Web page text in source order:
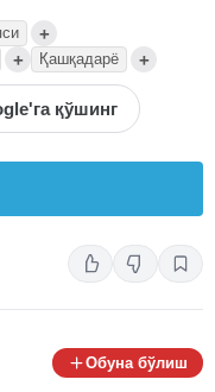
+
+ Қашқадарё +
қўшинг
Обуна бўлиш